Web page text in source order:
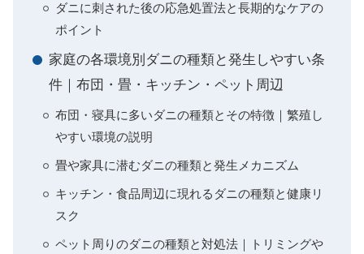
ダニに刺された後の応急処置法と長期的なケアの
ポイント
家庭の各環境別ダニの種類と発生しやすい条
件｜布団・畳・キッチン・ペット周辺
布団・寝具に多いダニの種類とその特徴｜繁殖し
やすい環境の説明
畳や家具に潜むダニの種類と発生メカニズム
キッチン・食品周辺に現れるダニの種類と健康リ
スク
ペット周りのダニの種類と対処法｜トリミングや